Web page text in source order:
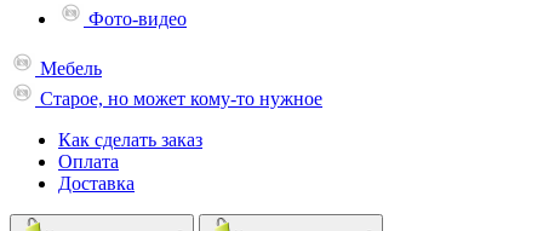
Фото-видео
Мебель
Старое, но может кому-то нужное
Как сделать заказ
Оплата
Доставка